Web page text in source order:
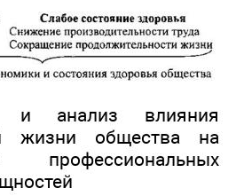
и анализ влияния
жизни общества на
профессиональных